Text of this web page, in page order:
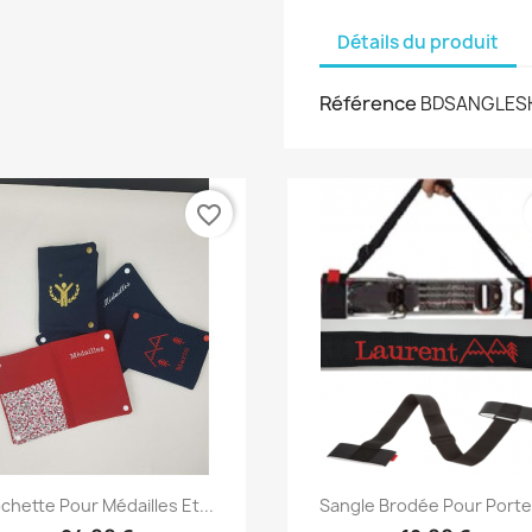
Détails du produit
Référence
Aperçu rapide
Pour Médailles Et...
favorite_border
Aperçu rapide
Sangle Brodée Pour